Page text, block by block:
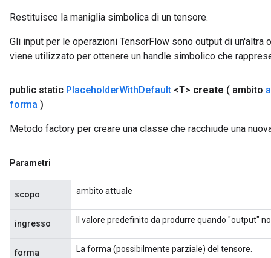
Restituisce la maniglia simbolica di un tensore.
Gli input per le operazioni TensorFlow sono output di un'altra
viene utilizzato per ottenere un handle simbolico che
public static PlaceholderWithDefault <T> create ( ambito
forma )
Metodo factory per creare una classe che racchiude una
Parametri
scopo ambito attuale
ingresso Il valore predefinito da produrre quando "output"
forma La forma (possibilmente parziale) del tensore.